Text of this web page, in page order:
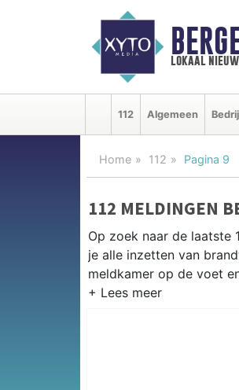
lokaal
112 Algemeen
Home 112 Pagina 9
112 MELDINGEN
Op zoek naar de laatste
je alle inzetten van
meldkamer op de voet
Van incidenten op de
Bergen aan Zee —